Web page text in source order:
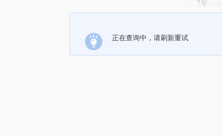
正在查询中，请刷新重试